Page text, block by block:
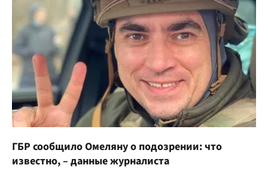
ГБР сообщило Омеляну о подозрении: что
известно, – данные журналиста